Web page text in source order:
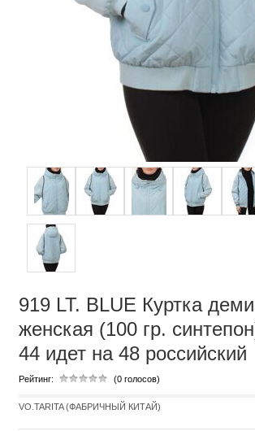
919 LT. BLUE Куртка
женская (100 гр.
44 идет на 48 российский
Рейтинг: (0 голосов)
VO.TARITA (ФАБРИЧНЫЙ КИТАЙ)